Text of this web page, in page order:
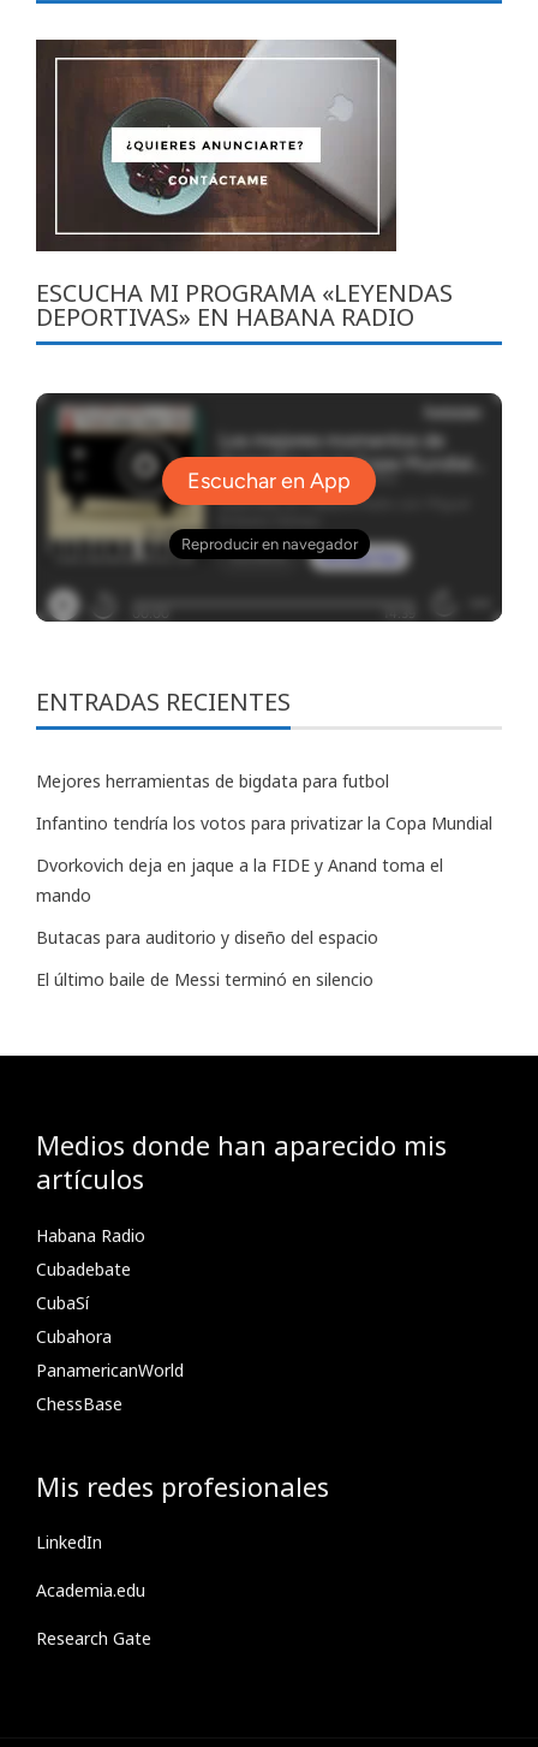
ESCUCHA MI PROGRAMA «LEYENDAS
DEPORTIVAS» EN HABANA RADIO
ENTRADAS RECIENTES
Mejores herramientas de bigdata para futbol
Infantino tendría los votos para privatizar la Copa Mundial
Dvorkovich deja en jaque a la FIDE y Anand toma el
mando
Butacas para auditorio y diseño del espacio
El último baile de Messi terminó en silencio
Medios donde han aparecido mis
artículos
Habana Radio
Cubadebate
CubaSí
Cubahora
PanamericanWorld
ChessBase
Mis redes profesionales
LinkedIn
Academia.edu
Research Gate